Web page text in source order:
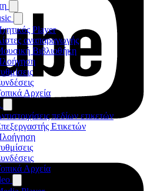
Player
αναπαραγωγής
Βιβλιοθήκη
Αρχεία
πεδίων ετικετών
Ετικετών
Αρχεία